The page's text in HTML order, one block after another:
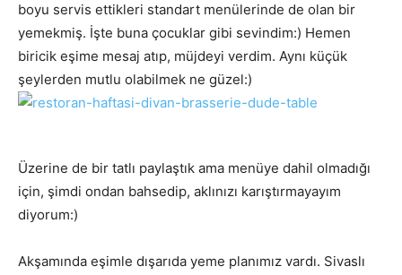
boyu servis ettikleri standart menülerinde de olan bir
yemekmiş. İşte buna çocuklar gibi sevindim:) Hemen
biricik eşime mesaj atıp, müjdeyi verdim. Aynı küçük
şeylerden mutlu olabilmek ne güzel:)
Üzerine de bir tatlı paylaştık ama menüye dahil olmadığı
için, şimdi ondan bahsedip, aklınızı karıştırmayayım
diyorum:)
Akşamında eşimle dışarıda yeme planımız vardı. Sivaslı